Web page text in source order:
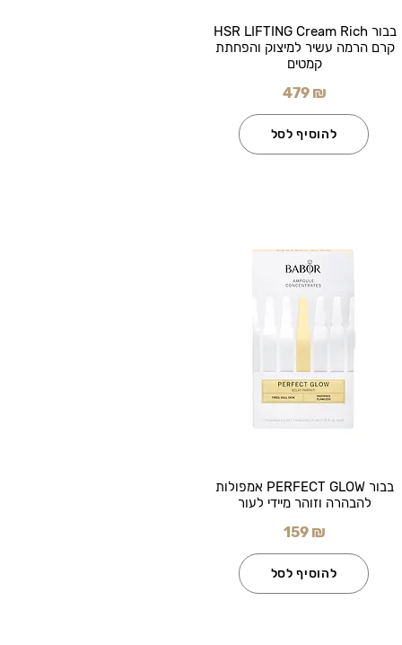
בבור HSR LIFTING Cream Rich
קרם הרמה עשיר למיצוק והפחתת
קמטים
479 ₪
להוסיף לסל
בבור PERFECT GLOW אמפולות
להבהרה וזוהר מיידי לעור
159 ₪
להוסיף לסל